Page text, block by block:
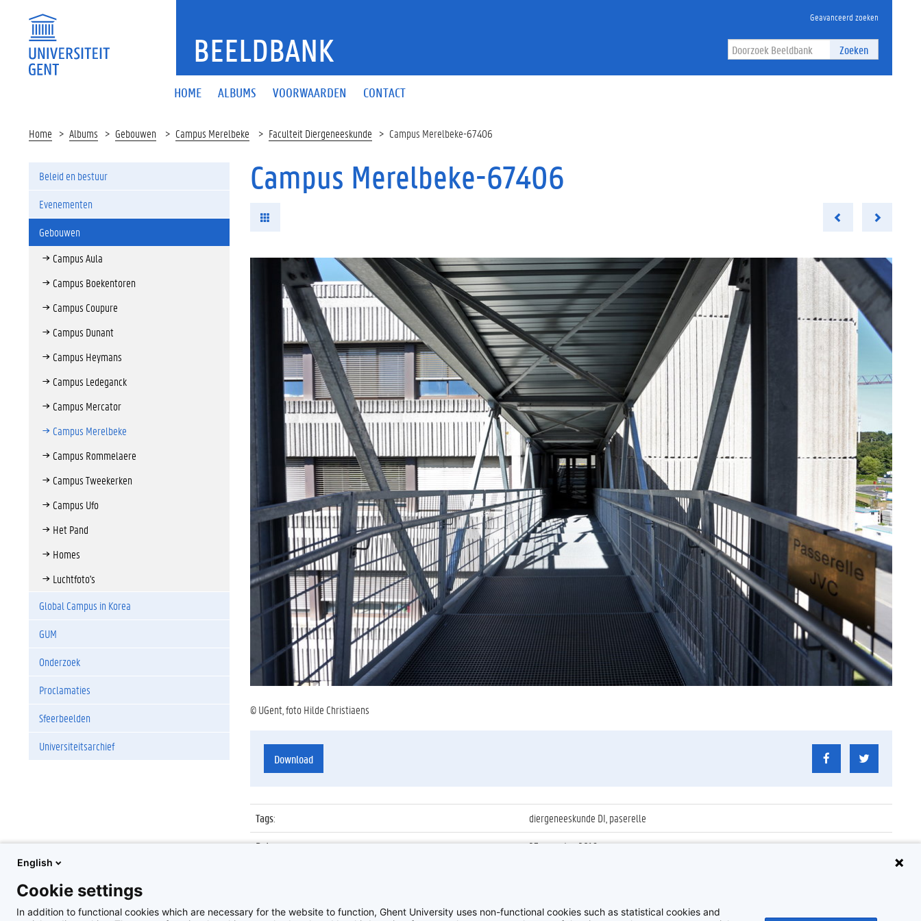
BEELDBANK
Geavanceerd zoeken
Zoeken
HOME ALBUMS VOORWAARDEN CONTACT
Home Albums Gebouwen Campus Merelbeke Faculteit Diergeneeskunde Campus Merelbeke-67406
Beleid en bestuur
Evenementen
Gebouwen
Campus Aula
Campus Boekentoren
Campus Coupure
Campus Dunant
Campus Heymans
Campus Ledeganck
Campus Mercator
Campus Merelbeke
Campus Rommelaere
Campus Tweekerken
Campus Ufo
Het Pand
Homes
Luchtfoto's
Global Campus in Korea
GUM
Onderzoek
Proclamaties
Sfeerbeelden
Universiteitsarchief
Campus Merelbeke-67406
© UGent, foto Hilde Christiaens
Download
Tags:
diergeneeskunde DI, paserelle
Datum:
23 augustus 2016
English
Cookie settings
In addition to functional cookies which are necessary for the website to function, Ghent University uses non-functional cookies such as statistical cookies and